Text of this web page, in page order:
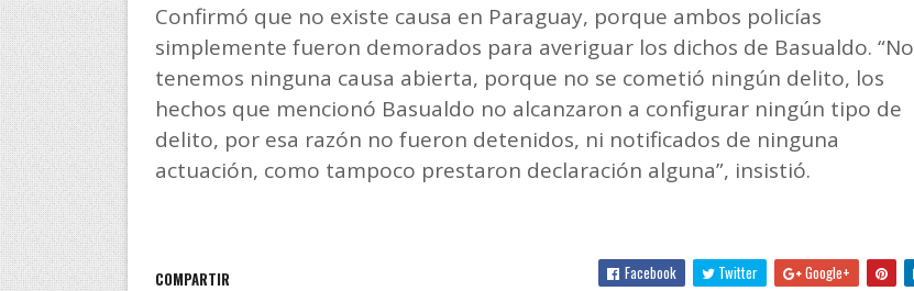
Confirmó que no existe causa en Paraguay, porque ambos policías
simplemente fueron demorados para averiguar los dichos de Basualdo. “No
tenemos ninguna causa abierta, porque no se cometió ningún delito, los
hechos que mencionó Basualdo no alcanzaron a configurar ningún tipo de
delito, por esa razón no fueron detenidos, ni notificados de ninguna
actuación, como tampoco prestaron declaración alguna”, insistió.
COMPARTIR Facebook Twitter Google+